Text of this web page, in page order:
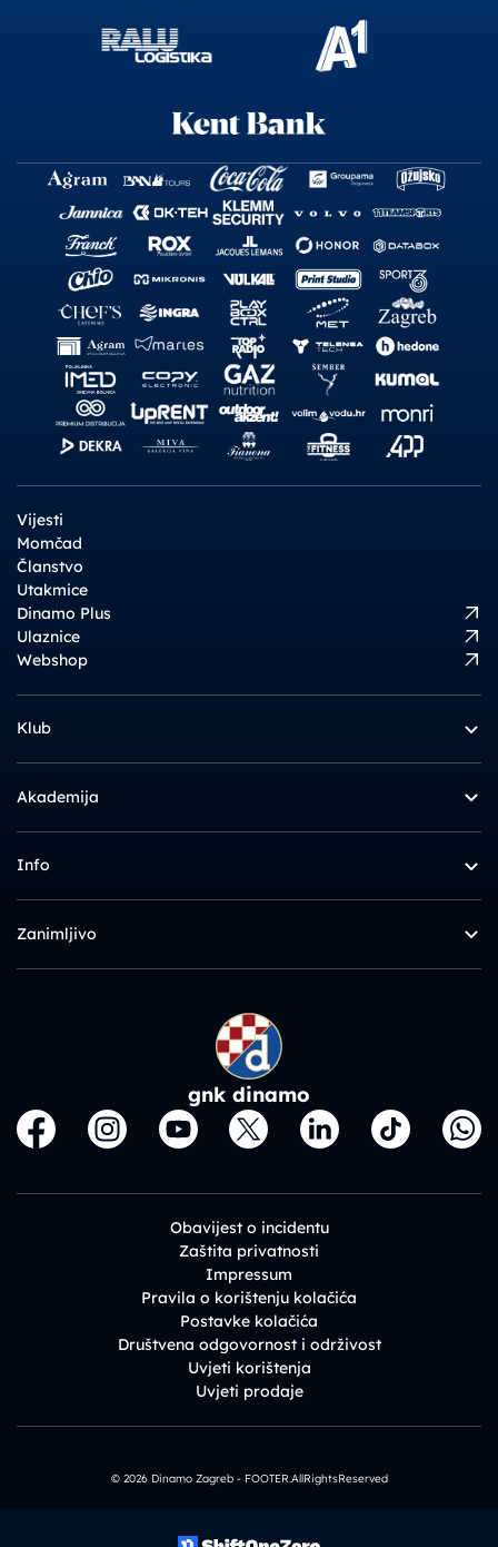
Vijesti
Momčad
Članstvo
Utakmice
Dinamo Plus
Ulaznice
Webshop
Klub
Akademija
Info
Zanimljivo
gnk dinamo
Obavijest o incidentu
Zaštita privatnosti
Impressum
Pravila o korištenju kolačića
Postavke kolačića
Društvena odgovornost i održivost
Uvjeti korištenja
Uvjeti prodaje
© 2026 Dinamo Zagreb - FOOTER.AllRightsReserved